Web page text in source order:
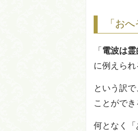
「お
「 電波は
に例えら
という訳
ことがで
何となく